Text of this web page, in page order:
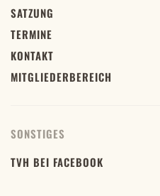
SATZUNG
TERMINE
KONTAKT
MITGLIEDERBEREICH
SONSTIGES
TVH BEI FACEBOOK